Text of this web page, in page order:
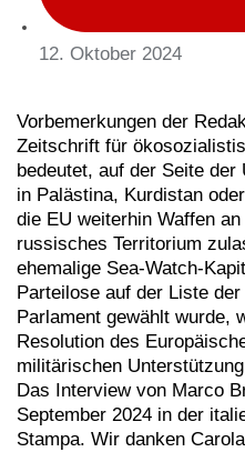
12. Oktober 2024
Vorbemerkungen der
Zeitschrift für
bedeutet, auf der Seite
in Palästina, Kurdistan
die EU weiterhin Waffen
russisches Territorium
ehemalige Sea-Watch-
Parteilose auf der Liste
Parlament gewählt wurde,
Resolution des
militärischen
Das Interview von Marco
September 2024 in der
Stampa. Wir danken